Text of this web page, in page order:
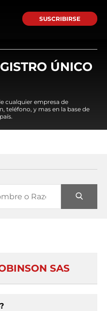
SUSCRIBIRSE
ÚNICO
cualquier empresa de
teléfono, y mas en la base de
SAS